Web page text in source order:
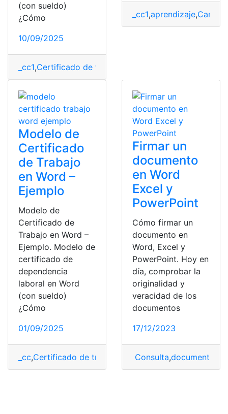
(con sueldo)
¿Cómo
10/09/2025
_cc1,Certificado de trabajo
_cc1,aprendizaje,
Modelo de
Certificado
de Trabajo
en Word –
Ejemplo
Modelo de
Certificado de
Trabajo en Word –
Ejemplo. Modelo de
certificado de
dependencia
laboral en Word
(con sueldo)
¿Cómo
01/09/2025
_cc,Certificado de trabajo Certificados,Documentos
Firmar un
documento
en Word
Excel y
PowerPoint
Cómo firmar un
documento en
Word, Excel y
PowerPoint. Hoy en
día, comprobar la
originalidad y
veracidad de los
documentos
17/12/2023
Consulta,documento